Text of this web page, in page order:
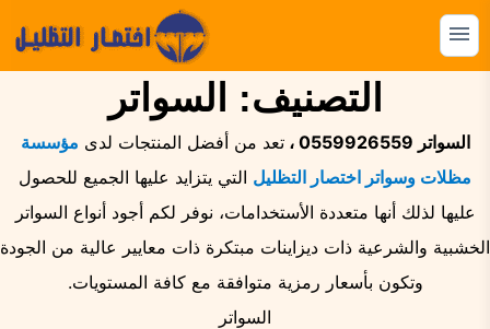
التجاوز
إلى القائمة
ابحث
المظلات
السواتر
الهناجر
التصنيف: السواتر
السواتر 0559926559 ، تعد من أفضل المنتجات لدى مؤسسة
مظلات وسواتر اختصار التظليل التي يتزايد عليها الجميع للحصول
عليها لذلك أنها متعددة الأستخدامات، نوفر لكم أجود أنواع السواتر
الخشبية والشرعية ذات ديزاينات مبتكرة ذات معايير عالية من الجودة
وتكون بأسعار رمزية متوافقة مع كافة المستويات.
السواتر